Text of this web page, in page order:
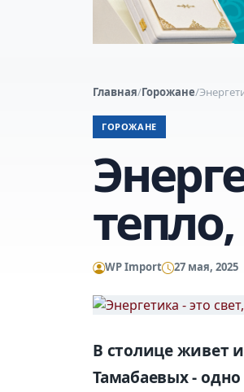
Главная/Горожане/
ГОРОЖАНЕ
WP Import 27 мая, 2025
В столице живет
Тамабаевых -